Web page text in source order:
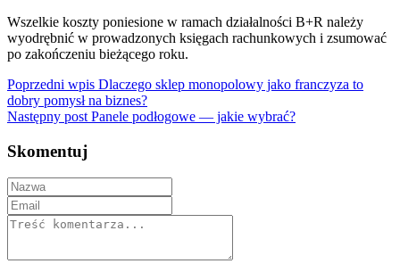
Wszelkie koszty poniesione w ramach działalności B+R należy
wyodrębnić w prowadzonych księgach rachunkowych i zsumować
po zakończeniu bieżącego roku.
Poprzedni wpis Dlaczego sklep monopolowy jako franczyza to
dobry pomysł na biznes?
Następny post Panele podłogowe — jakie wybrać?
Skomentuj